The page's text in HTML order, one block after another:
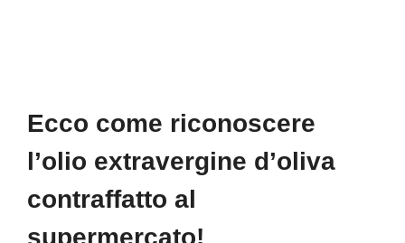
Ecco come riconoscere
l’olio extravergine d’oliva
contraffatto al
supermercato!